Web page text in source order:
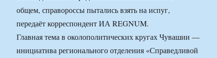
общем, справороссы пытались взять на испуг,
передаёт корреспондент ИА REGNUM.
Главная тема в околополитических кругах Чувашии —
инициатива регионального отделения «Справедливой